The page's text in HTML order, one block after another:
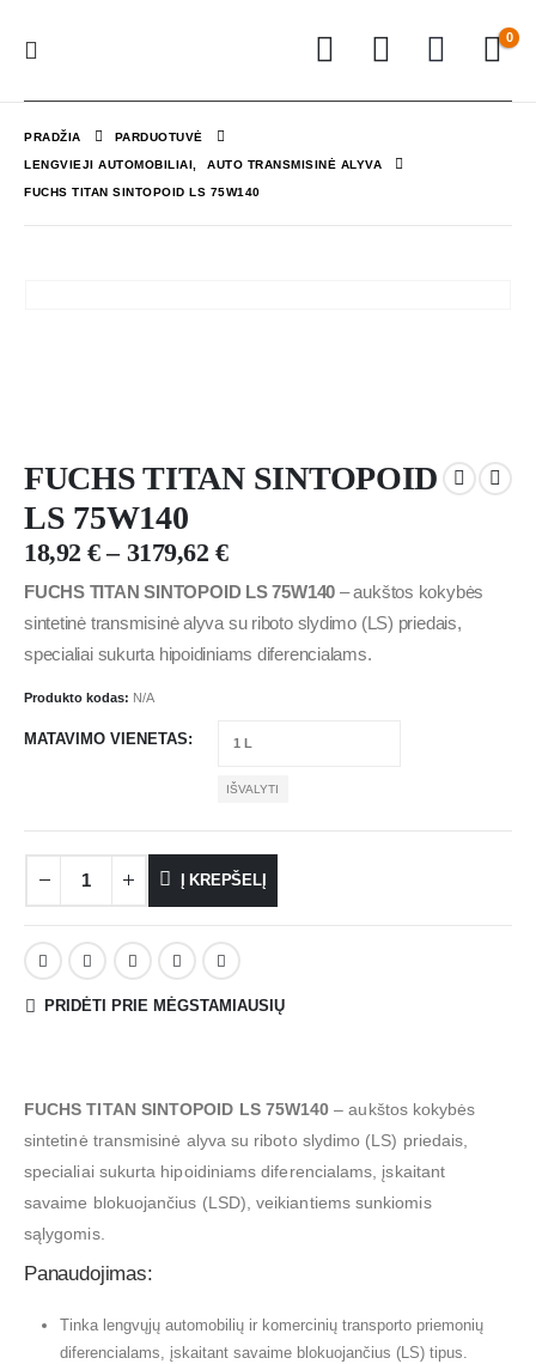
0
PRADŽIA PARDUOTUVĖ
LENGVIEJI AUTOMOBILIAI AUTO TRANSMISINĖ ALYVA
FUCHS TITAN SINTOPOID LS 75W140
FUCHS TITAN SINTOPOID
LS 75W140
18,92€ – 3179,62€
FUCHS TITAN SINTOPOID LS 75W140 – aukštos kokybės
sintetinė transmisinė alyva su riboto slydimo (LS) priedais,
specialiai sukurta hipoidiniams diferencialams.
Produkto kodas: N/A
MATAVIMO VIENETAS
IŠVALYTI
Į KREPŠELĮ
PRIDĖTI PRIE MĖGSTAMIAUSIŲ
FUCHS TITAN SINTOPOID LS 75W140 – aukštos kokybės
sintetinė transmisinė alyva su riboto slydimo (LS) priedais,
specialiai sukurta hipoidiniams diferencialams, įskaitant
savaime blokuojančius (LSD), veikiantiems sunkiomis
sąlygomis.
Panaudojimas:
Tinka lengvųjų automobilių ir komercinių transporto priemonių
diferencialams, įskaitant savaime blokuojančius (LS) tipus.